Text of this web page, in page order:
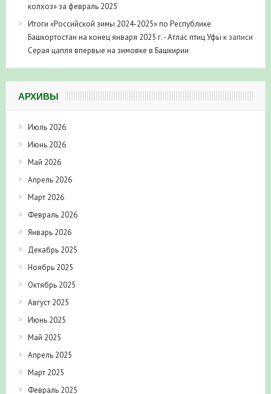
колхоз» за февраль 2025
Итоги «Российской зимы 2024-2025» по Республике
Башкортостан на конец января 2025 г. - Атлас птиц Уфы к записи
Серая цапля впервые на зимовке в Башкирии
АРХИВЫ
Июль 2026
Июнь 2026
Май 2026
Апрель 2026
Март 2026
Февраль 2026
Январь 2026
Декабрь 2025
Ноябрь 2025
Октябрь 2025
Август 2025
Июнь 2025
Май 2025
Апрель 2025
Март 2025
Февраль 2025